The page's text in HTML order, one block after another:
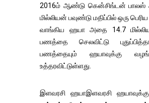
2016ம் ஆண்டு கென்சிங்டன் பாலஸ்
மில்லியன் பவுண்டு மதிப்பில் ஒரு
வாங்கிய ஹயா அதை 14.7
பணத்தை செலவிட்டு
பணத்தையும் ஹயாவுக்கு
உத்தரவிட்டுள்ளது.
இளவரசி ஹயாஇளவரசி